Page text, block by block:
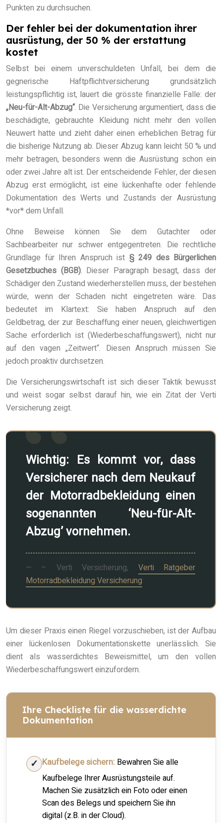
Punkten zu durchsuchen.
Der fehler bei der dokumentation ihrer
ausrüstung, der 50 % der erstattung
kostet
Selbst bei einem unverschuldeten Unfall, bei dem die
gegnerische Haftpflichtversicherung grundsätzlich
leistungspflichtig ist, lauert die grösste finanzielle Falle: der
„Neu-für-Alt-Abzug“. Die Versicherung argumentiert, dass die
beschädigte, gebrauchte Kleidung nicht mehr den vollen
Neuwert hatte und zieht daher einen erheblichen Betrag für
die bisherige Nutzung ab. Dieser Abzug kann leicht 50 % und
mehr betragen, besonders wenn die Ausrüstung schon ein
oder zwei Jahre alt ist. Der entscheidende Fehler, der diesen
Abzug erst ermöglicht, ist eine lückenhafte oder fehlende
Dokumentation des Werts und Zustands der Ausrüstung
*vor* dem Unfall.
Ohne Beweise können Sie dem Gutachter oder
Sachbearbeiter nur schwer entgegentreten. Die rechtliche
Grundlage für Ihren Anspruch ist § 249 des Bürgerlichen
Gesetzbuches (BGB). Dieser Paragraph besagt, dass der
Schädiger den Zustand wiederherstellen muss, der bestehen
würde, wenn der Schaden nicht eingetreten wäre. Das
bedeutet im Klartext: Sie haben Anspruch auf den
Geldbetrag, der zur Beschaffung einer neuen, gleichwertigen
Sache erforderlich ist (Wiederbeschaffungswert), nicht nur
auf den vagen „Zeitwert“. Diesen Anspruch müssen Sie
jedoch proaktiv durchsetzen.
Die Versicherungswirtschaft ist sich dieser Taktik bewusst
und weist sogar selbst darauf hin, wie ein Zitat der Verti
Versicherung zeigt.
Wichtig: Es kommt vor, dass
Versicherer nach dem Neukauf
der Motorradbekleidung einen
sogenannten ‘Neu-für-Alt-
Abzug’ vornehmen.
– Verti Versicherung, Verti Ratgeber
Motorradbekleidung Versicherung
Um dieser Praxis einen Riegel vorzuschieben, ist der Aufbau
einer lückenlosen Dokumentationskette unerlässlich. Sie
dient als wasserdichtes Beweismittel, um den vollen
Wiederbeschaffungswert einzufordern.
Ihre Checkliste für die wasserdichte
Dokumentation
Kaufbelege sichern: Bewahren Sie alle
Kaufbelege Ihrer Ausrüstungsteile auf.
Machen Sie zusätzlich ein Foto oder einen
Scan des Belegs und speichern Sie ihn
digital (z.B. in der Cloud).